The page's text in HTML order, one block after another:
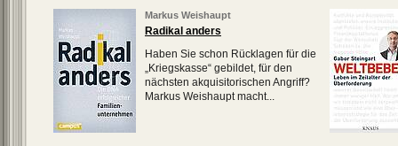
Markus Weishaupt
Radikal anders
Haben Sie schon Rücklagen für die
„Kriegskasse“ gebildet, für den
nächsten akquisitorischen Angriff?
Markus Weishaupt macht...